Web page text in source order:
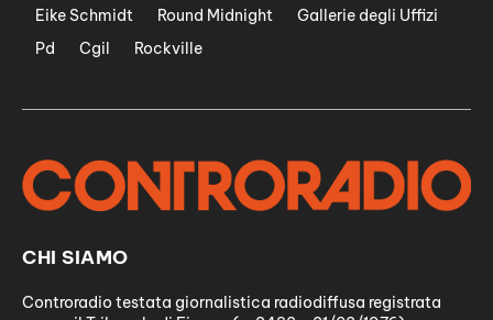
Eike Schmidt
Round Midnight
Gallerie degli Uffizi
Pd
Cgil Rockville
CHI SIAMO
Controradio testata giornalistica radiodiffusa registrata